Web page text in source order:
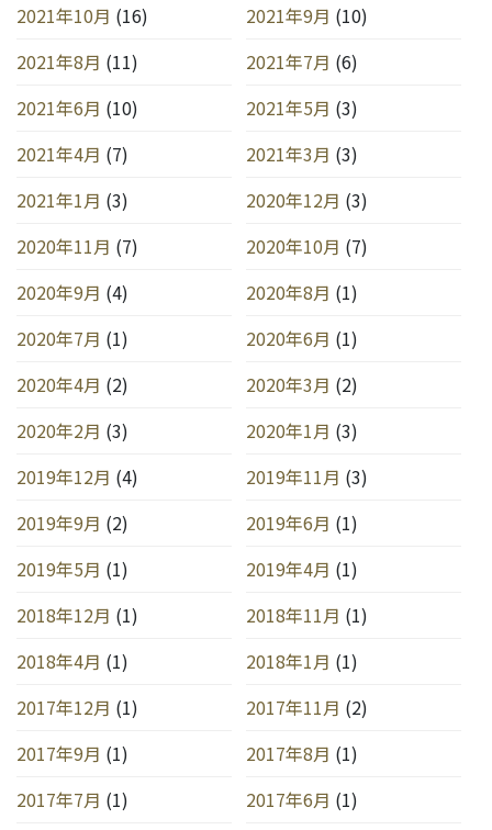
2021年10月 (16) 2021年9月 (10)
2021年8月 (11) 2021年7月 (6)
2021年6月 (10) 2021年5月 (3)
2021年4月 (7) 2021年3月 (3)
2021年1月 (3) 2020年12月 (3)
2020年11月 (7) 2020年10月 (7)
2020年9月 (4) 2020年8月 (1)
2020年7月 (1) 2020年6月 (1)
2020年4月 (2) 2020年3月 (2)
2020年2月 (3) 2020年1月 (3)
2019年12月 (4) 2019年11月 (3)
2019年9月 (2) 2019年6月 (1)
2019年5月 (1) 2019年4月 (1)
2018年12月 (1) 2018年11月 (1)
2018年4月 (1) 2018年1月 (1)
2017年12月 (1) 2017年11月 (2)
2017年9月 (1) 2017年8月 (1)
2017年7月 (1) 2017年6月 (1)